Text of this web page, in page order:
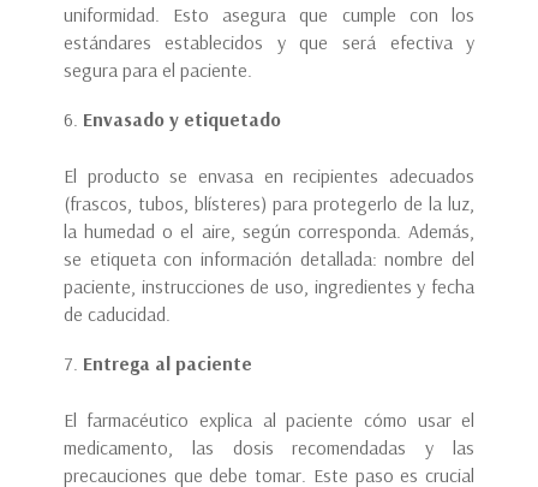
uniformidad. Esto asegura que cumple con los
estándares establecidos y que será efectiva y
segura para el paciente.
Envasado y etiquetado
El producto se envasa en recipientes adecuados
(frascos, tubos, blísteres) para protegerlo de la luz,
la humedad o el aire, según corresponda. Además,
se etiqueta con información detallada: nombre del
paciente, instrucciones de uso, ingredientes y fecha
de caducidad.
Entrega al paciente
El farmacéutico explica al paciente cómo usar el
medicamento, las dosis recomendadas y las
precauciones que debe tomar. Este paso es crucial